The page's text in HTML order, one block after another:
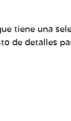
tiene una
de detalles